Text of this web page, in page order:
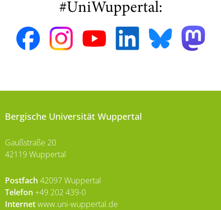
#UniWuppertal:
Bergische Universität Wuppertal
Gaußstraße 20
42119 Wuppertal
Postfach 42097 Wuppertal
Telefon +49 202 439-0
Internetwww.uni-wuppertal.de